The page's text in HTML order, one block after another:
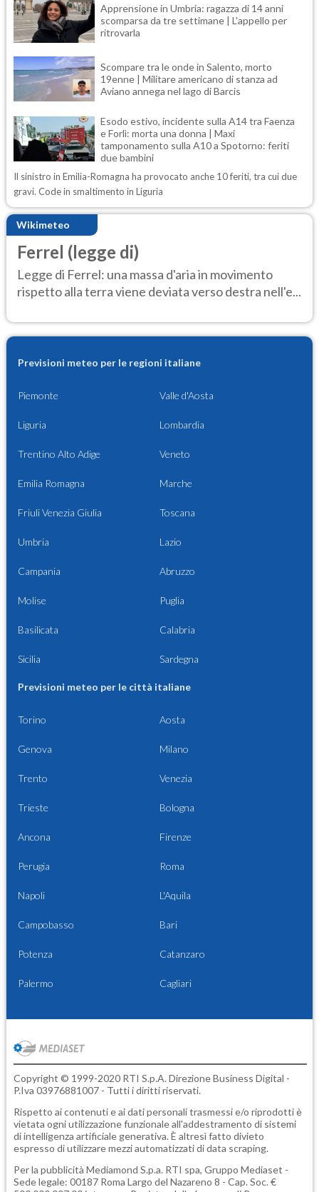
Apprensione in Umbria: ragazza di 14 anni
scomparsa da tre settimane | L'appello per
ritrovarla
Scompare tra le onde in Salento, morto
19enne | Militare americano di stanza ad
Aviano annega nel lago di Barcis
Esodo estivo, incidente sulla A14 tra Faenza
e Forlì: morta una donna | Maxi
tamponamento sulla A10 a Spotorno: feriti
due bambini
Il sinistro in Emilia-Romagna ha provocato anche 10 feriti, tra cui due
gravi. Code in smaltimento in Liguria
Wikimeteo
Ferrel (legge di)
Legge di Ferrel: una massa d'aria in movimento
rispetto alla terra viene deviata verso destra nell'e...
Previsioni meteo per le regioni italiane
Piemonte Valle d'Aosta
Liguria Lombardia
Trentino Alto Adige Veneto
Emilia Romagna Marche
Friuli Venezia Giulia Toscana
Umbria Lazio
Campania Abruzzo
Molise Puglia
Basilicata Calabria
Sicilia Sardegna
Previsioni meteo per le città italiane
Torino Aosta
Genova Milano
Trento Venezia
Trieste Bologna
Ancona Firenze
Perugia Roma
Napoli L'Aquila
Campobasso Bari
Potenza Catanzaro
Palermo Cagliari
Copyright © 1999-2020 RTI S.p.A. Direzione Business Digital -
P.Iva 03976881007 - Tutti i diritti riservati.
Rispetto ai contenuti e ai dati personali trasmessi e/o riprodotti è
vietata ogni utilizzazione funzionale all'addestramento di sistemi
di intelligenza artificiale generativa. È altresì fatto divieto
espresso di utilizzare mezzi automatizzati di data scraping.
Per la pubblicità Mediamond S.p.a. RTI spa, Gruppo Mediaset -
Sede legale: 00187 Roma Largo del Nazareno 8 - Cap. Soc. €